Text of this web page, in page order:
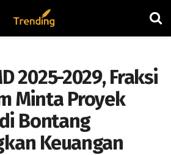
2025-2029, Fraksi
Minta Proyek
Bontang
Keuangan